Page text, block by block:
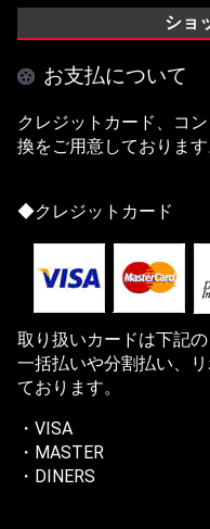
ショ
お支払について
クレジットカード、コ
換をご用意しております
◆クレジットカード
取り扱いカードは下記の
一括払いや分割払い、
ております。
・VISA
・MASTER
・DINERS